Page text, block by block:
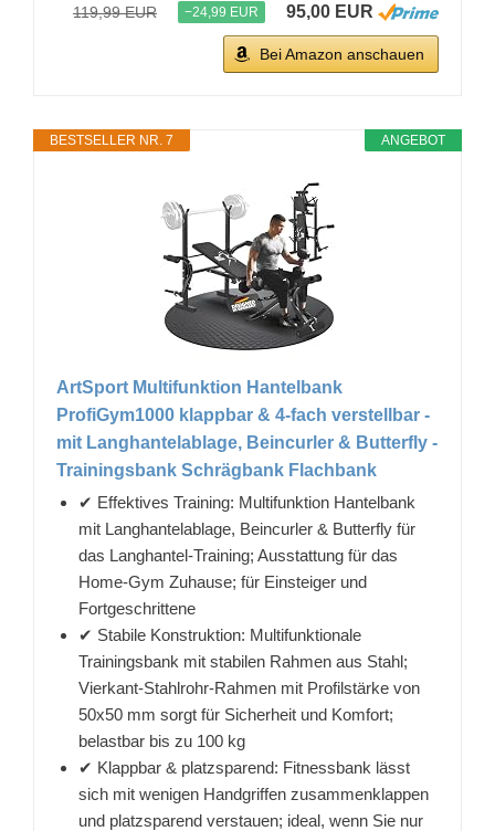
119,99 EUR −24,99 EUR 95,00 EUR
Bei Amazon anschauen
ANGEBOT
BESTSELLER NR. 7
ArtSport Multifunktion Hantelbank
ProfiGym1000 klappbar & 4-fach verstellbar -
mit Langhantelablage, Beincurler & Butterfly -
Trainingsbank Schrägbank Flachbank
✔ Effektives Training: Multifunktion Hantelbank
mit Langhantelablage, Beincurler & Butterfly für
das Langhantel-Training; Ausstattung für das
Home-Gym Zuhause; für Einsteiger und
Fortgeschrittene
✔ Stabile Konstruktion: Multifunktionale
Trainingsbank mit stabilen Rahmen aus Stahl;
Vierkant-Stahlrohr-Rahmen mit Profilstärke von
50x50 mm sorgt für Sicherheit und Komfort;
belastbar bis zu 100 kg
✔ Klappbar & platzsparend: Fitnessbank lässt
sich mit wenigen Handgriffen zusammenklappen
und platzsparend verstauen; ideal, wenn Sie nur